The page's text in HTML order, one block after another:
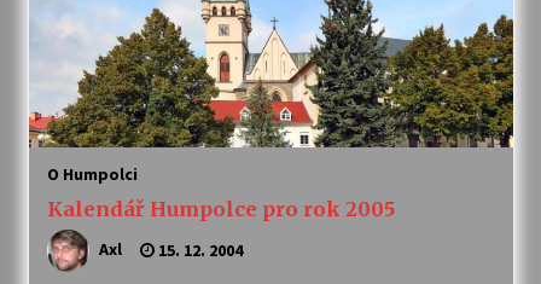
Letní koncerty ve Stromovce: Rufus Miller
22. 7. 2026
17. 7. 2026
O Humpolci
Kalendář Humpolce pro rok 2005
Axl 15. 12. 2004